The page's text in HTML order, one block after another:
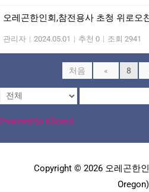
오레곤한인회,참전용사 초청 위로오
관리자 | 2024.05.01 | 추천 0 | 조회 2941
처음 « 8
Powered by KBoard
Copyright © 2026 오레곤한
Oregon)